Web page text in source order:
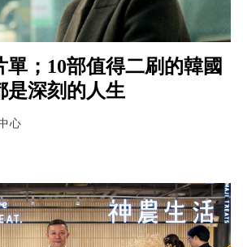
；10部值得二刷的韓國
是深刻的人生
心